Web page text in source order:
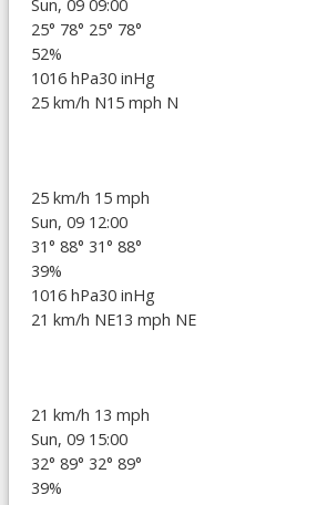
Sun, 09 09:00
25° 78° 25° 78°
52%
1016 hPa30 inHg
25 km/h N15 mph N
25 km/h 15 mph
Sun, 09 12:00
31° 88° 31° 88°
39%
1016 hPa30 inHg
21 km/h NE13 mph NE
21 km/h 13 mph
Sun, 09 15:00
32° 89° 32° 89°
39%